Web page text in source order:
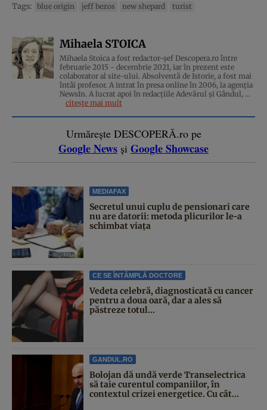
Tags: blue origin jeff bezos new shepard turist
Mihaela STOICA
Mihaela Stoica a fost redactor-șef Descopera.ro între
februarie 2015 - decembrie 2021, iar în prezent este
colaborator al site-ului. Absolventă de Istorie, a fost mai
întâi profesor. A intrat în presa online în 2006, la agenţia
NewsIn. A lucrat apoi în redacţiile Adevărul şi Gândul, ...
citește mai mult
Urmărește DESCOPERĂ.ro pe
Google News și Google Showcase
MEDIAFAX
Secretul unui cuplu de pensionari care
nu are datorii: metoda plicurilor le-a
schimbat viața
CE SE ÎNTÂMPLĂ DOCTORE
Vedeta celebră, diagnosticată cu cancer
pentru a doua oară, dar a ales să
păstreze totul...
GANDUL.RO
Bolojan dă undă verde Transelectrica
să taie curentul companiilor, în
contextul crizei energetice. Cu cât...